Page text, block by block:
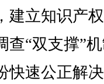
建立知识产
查“双支撑”
快速公正解